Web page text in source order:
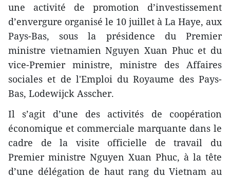
une activité de promotion d’investissement
d’envergure organisé le 10 juillet à La Haye, aux
Pays-Bas, sous la présidence du Premier
ministre vietnamien Nguyen Xuan Phuc et du
vice-Premier ministre, ministre des Affaires
sociales et de l'Emploi du Royaume des Pays-
Bas, Lodewijck Asscher.
Il s’agit d’une des activités de coopération
économique​ et commerciale marquante dans le
cadre de la visite officielle de travail du
Premier ministre Nguyen Xuan Phuc, à la tête
d’une délégation de haut rang du Vietnam au